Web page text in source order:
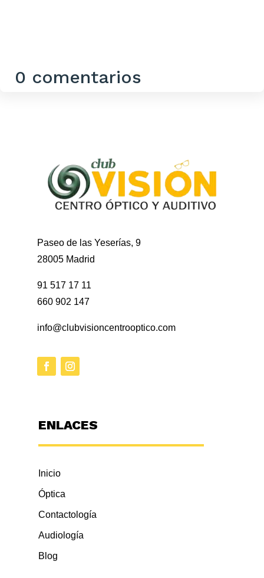
0 comentarios
Paseo de las Yeserías, 9
28005 Madrid
91 517 17 11
660 902 147
info@clubvisioncentrooptico.com
ENLACES
Inicio
Óptica
Contactología
Audiología
Blog